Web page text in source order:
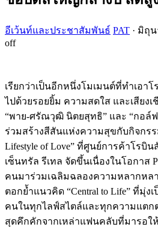
อีเว้นท์และประชาสัมพันธ์ PAT · มิถุน
off
เรียกว่าเป็นอีกหนึ่งโมเมนต์ที่ทำเอา
ไปด้วยรอยยิ้ม ความสดใส และเสียง
“พาย-ศรัณวุฒิ นิตยสุทธิ” และ “กอล์ฟ
ร่วมสร้างสีสันแห่งความสุขกับกิจกรรม
Lifestyle of Love” ที่ศูนย์การค้าโรบิ
เซ็นทรัล รีเทล จัดขึ้นเนื่องในโอกาส
คนมาร่วมเฉลิมฉลองความหลากหลา
ตอกย้ำแนวคิด “Central to Life” ที่มุ่
คนในทุกไลฟ์สไตล์และทุกความแตก
สุดคึกคักจากเหล่าแฟนคลับที่มารอใ